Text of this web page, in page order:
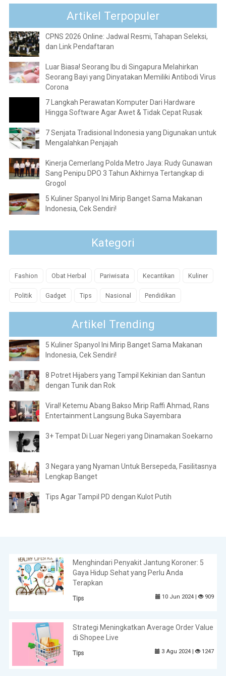
Artikel Terpopuler
CPNS 2026 Online: Jadwal Resmi, Tahapan Seleksi,
dan Link Pendaftaran
Luar Biasa! Seorang Ibu di Singapura Melahirkan
Seorang Bayi yang Dinyatakan Memiliki Antibodi Virus
Corona
7 Langkah Perawatan Komputer Dari Hardware
Hingga Software Agar Awet & Tidak Cepat Rusak
7 Senjata Tradisional Indonesia yang Digunakan untuk
Mengalahkan Penjajah
Kinerja Cemerlang Polda Metro Jaya: Rudy Gunawan
Sang Penipu DPO 3 Tahun Akhirnya Tertangkap di
Grogol
5 Kuliner Spanyol Ini Mirip Banget Sama Makanan
Indonesia, Cek Sendiri!
Kategori
Fashion Obat Herbal Pariwisata Kecantikan Kuliner
Politik Gadget Tips Nasional Pendidikan
Artikel Trending
5 Kuliner Spanyol Ini Mirip Banget Sama Makanan
Indonesia, Cek Sendiri!
8 Potret Hijabers yang Tampil Kekinian dan Santun
dengan Tunik dan Rok
Viral! Ketemu Abang Bakso Mirip Raffi Ahmad, Rans
Entertainment Langsung Buka Sayembara
3+ Tempat Di Luar Negeri yang Dinamakan Soekarno
3 Negara yang Nyaman Untuk Bersepeda, Fasilitasnya
Lengkap Banget
Tips Agar Tampil PD dengan Kulot Putih
Menghindari Penyakit Jantung Koroner: 5
Gaya Hidup Sehat yang Perlu Anda
Terapkan
Tips 10 Jun 2024 | 909
Strategi Meningkatkan Average Order Value
di Shopee Live
Tips 3 Agu 2024 | 1247